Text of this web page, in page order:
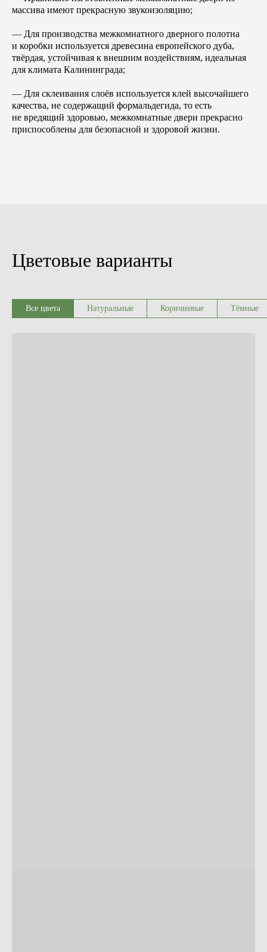
массива имеют прекрасную звукоизоляцию;
— Для производства межкомнатного дверного полотна
и коробки используется древесина европейского дуба,
твёрдая, устойчивая к внешним воздействиям, идеальная
для климата Калининграда;
— Для склеивания слоёв используется клей высочайшего
качества, не содержащий формальдегида, то есть
не вредящий здоровью, межкомнатные двери прекрасно
приспособлены для безопасной и здоровой жизни.
Цветовые варианты
Все цвета Натуральные Коричневые Тёмные